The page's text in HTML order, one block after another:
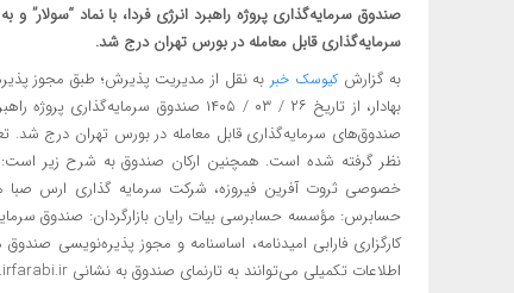
صندوق سرمایه‌گذاری پروژه راهبرد انرژی فردا، با نماد
سرمایه‌گذاری قابل معامله در بورس تهران درج شد.
به گزارشکیوسک خبر
بهادار، از تاریخ ۲۶ / ۰۳ / ۱۴۰۵ صندوق
نظر گرفته شده است. همچنین ارکان صندوق به شرح زیر
خصوصی ثروت آفرین فیروزه، شرکت سرمایه گذاری ارس
حسابرس: مؤسسه حسابرسی بیات رایان بازارگردان: صندوق
کارگزاری فارابی امیدنامه، اساسنامه و مجوز پذیره‌نویسی
اطلاعات تکمیلی می‌توانند به تارنمای صندوق به نشانی https://solar.irfarabi.ir/ مراجعه نمایند.